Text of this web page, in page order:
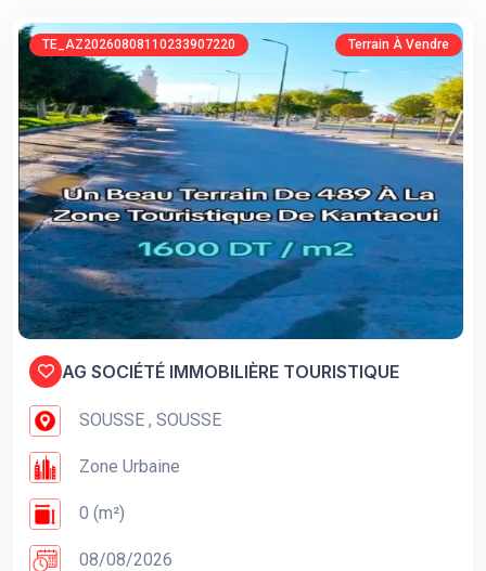
TE_AZ20260808110233907220 Terrain À Vendre
AG SOCIÉTÉ IMMOBILIÈRE TOURISTIQUE
SOUSSE , SOUSSE
Zone Urbaine
0 (m²)
08/08/2026